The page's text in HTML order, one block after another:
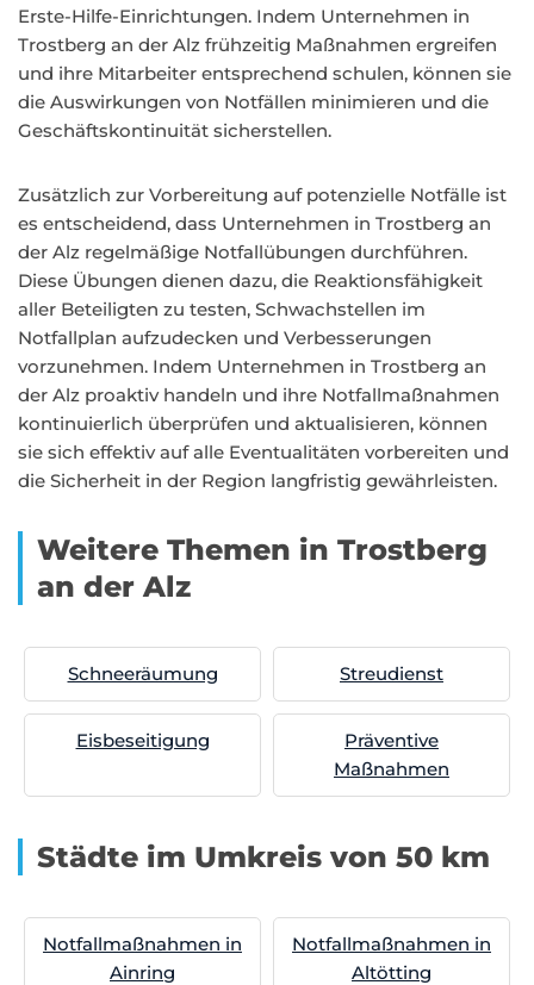
Erste-Hilfe-Einrichtungen. Indem Unternehmen in
Trostberg an der Alz frühzeitig Maßnahmen ergreifen
und ihre Mitarbeiter entsprechend schulen, können sie
die Auswirkungen von Notfällen minimieren und die
Geschäftskontinuität sicherstellen.
Zusätzlich zur Vorbereitung auf potenzielle Notfälle ist
es entscheidend, dass Unternehmen in Trostberg an
der Alz regelmäßige Notfallübungen durchführen.
Diese Übungen dienen dazu, die Reaktionsfähigkeit
aller Beteiligten zu testen, Schwachstellen im
Notfallplan aufzudecken und Verbesserungen
vorzunehmen. Indem Unternehmen in Trostberg an
der Alz proaktiv handeln und ihre Notfallmaßnahmen
kontinuierlich überprüfen und aktualisieren, können
sie sich effektiv auf alle Eventualitäten vorbereiten und
die Sicherheit in der Region langfristig gewährleisten.
Weitere Themen in Trostberg
an der Alz
Schneeräumung Streudienst
Eisbeseitigung
Präventive
Maßnahmen
Städte im Umkreis von 50 km
Notfallmaßnahmen in
Ainring
Notfallmaßnahmen in
Altötting